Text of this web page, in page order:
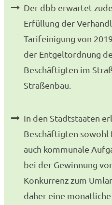
Der dbb erwartet
Erfüllung der
Tarifeinigung von
der Entgeltordnung
Beschäftigten im
Straßenbau.
In den Stadtstaaten
Beschäftigten sowohl
auch kommunale
bei der Gewinnung
Konkurrenz zum
daher eine